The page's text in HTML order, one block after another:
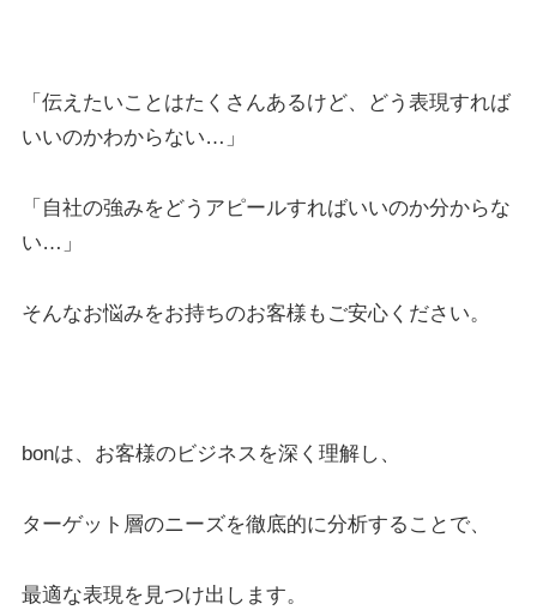
「伝えたいことはたくさんあるけど、どう表現すれば
いいのかわからない…」
「自社の強みをどうアピールすればいいのか分からな
い…」
そんなお悩みをお持ちのお客様もご安心ください。
bonは、お客様のビジネスを深く理解し、
ターゲット層のニーズを徹底的に分析することで、
最適な表現を見つけ出します。